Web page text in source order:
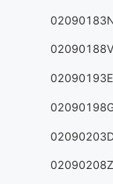
02090188V
02090193E
02090208Z